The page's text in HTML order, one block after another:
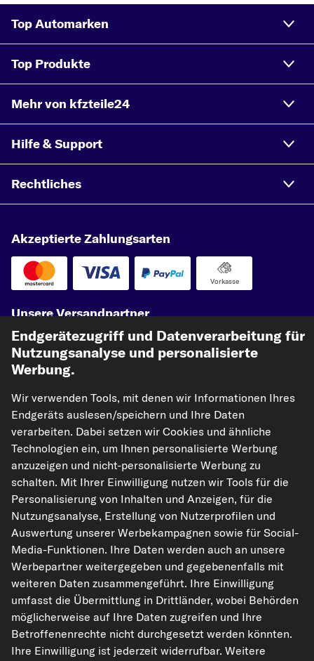
Top Automarken
Top Produkte
Mehr von kfzteile24
Hilfe & Support
Rechtliches
Akzeptierte Zahlungsarten
Vorkasse
Unsere Versandpartner
kfzteile24.de carpardoo.nl
carpardoo.fr
carpardoo.dk
Die hier dargestellten Daten, insbesondere die gesamte Datenbank, dürfen
nicht vervielfältigt werden. Die Vervielfältigung und Verbreitung der Daten und
der Datenbank ohne vorherige Einwilligung von TecAlliance und/oder die
Einbeziehung Dritter in solche Aktivitäten ist streng verboten. Jegliche
unautorisierte Nutzung von Inhalten stellt eine Verletzung des Urheberrechts
dar und kann rechtliche Schritte nach sich ziehen.
Vertrag widerrufen
Endgerätezugriff und Datenverarbeitung für
Nutzungsanalyse und personalisierte
Werbung.
Wir verwenden Tools, mit denen wir Informationen Ihres
Endgeräts auslesen/speichern und Ihre Daten
verarbeiten. Dabei setzen wir Cookies und ähnliche
Technologien ein, um Ihnen personalisierte Werbung
anzuzeigen und nicht-personalisierte Werbung zu
schalten. Mit Ihrer Einwilligung nutzen wir Tools für die
Personalisierung von Inhalten und Anzeigen, für die
Nutzungsanalyse, Erstellung von Nutzerprofilen und
Auswertung unserer Werbekampagnen sowie für Social-
Media-Funktionen. Ihre Daten werden auch an unsere
Werbepartner weitergegeben und gegebenenfalls mit
weiteren Daten zusammengeführt. Ihre Einwilligung
umfasst die Übermittlung in Drittländer, wobei Behörden
möglicherweise auf Ihre Daten zugreifen und Ihre
Betroffenenrechte nicht durchgesetzt werden könnten.
Ihre Einwilligung ist jederzeit widerrufbar. Weitere